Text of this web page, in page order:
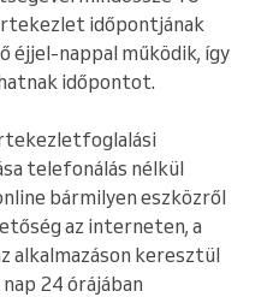
időpontjának
éjjel-nappal működik, így
időpontot.
telefonálás nélkül
bármilyen eszközről
az interneten, a
alkalmazáson keresztül
24 órájában